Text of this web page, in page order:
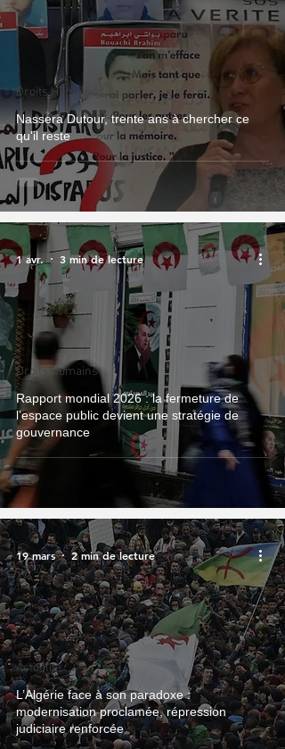
Nassera Dutour, trente ans à chercher ce
qu'il reste
Droits Humains
Rapport mondial 2026 : la fermeture de
l’espace public devient une stratégie de
gouvernance
Droits Humains
1 avr. 3 min de lecture
L’Algérie face à son paradoxe :
modernisation proclamée, répression
judiciaire renforcée
Actualité
19 mars 2 min de lecture